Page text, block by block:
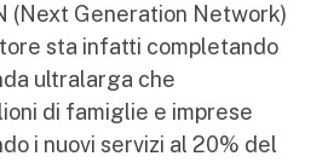
(Next Generation Network)
sta infatti completando
ultralarga che
di famiglie e imprese
i nuovi servizi al 20% del